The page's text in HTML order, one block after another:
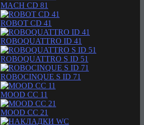
MACH CD 81
ROBOT CD 41
ROBOQUATTRO ID 41
ROBOQUATTRO S ID 51
ROBOCINQUE S ID 71
MOOD CC 11
MOOD CC 21